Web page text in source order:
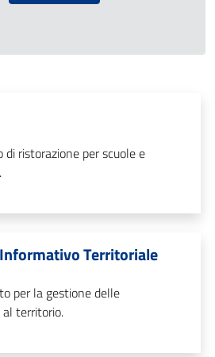
di ristorazione per scuole e
Territoriale
per la gestione delle
territorio.